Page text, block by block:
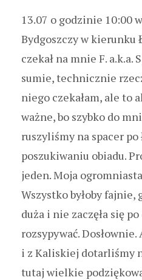
13.07 o godzinie 10:00
Bydgoszczy w kierunku
czekał na mnie F. a.k.a.
sumie, technicznie
niego czekałam, ale to
ważne, bo szybko do
ruszyliśmy na spacer po
poszukiwaniu obiadu.
jeden. Moja
Wszystko byłoby fajnie,
duża i nie zaczęła się
rozsypywać.
i z Kaliskiej dotarliśmy
tutaj wielkie